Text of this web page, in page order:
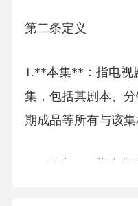
第二条定义
1.**本集**：指电视
集，包括其剧本、
期成品等所有与该集
2.**剧本**：指本